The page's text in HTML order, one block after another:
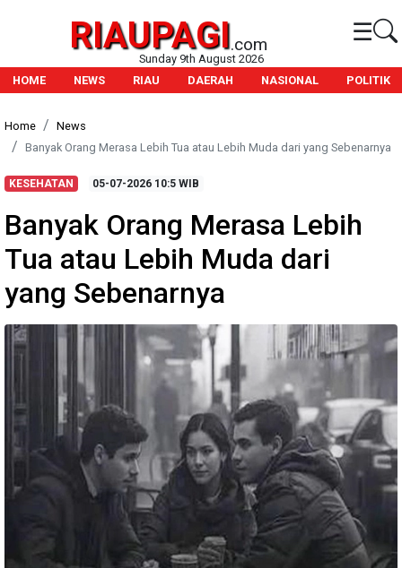
RIAUPAGI.com ☰
Sunday 9th August 2026
HOME
NEWS RIAU DAERAH NASIONAL POLITIK
Home
News
Banyak Orang Merasa Lebih Tua atau Lebih Muda dari yang Sebenarnya
KESEHATAN 05-07-2026 10:5 WIB
Banyak Orang Merasa Lebih
Tua atau Lebih Muda dari
yang Sebenarnya